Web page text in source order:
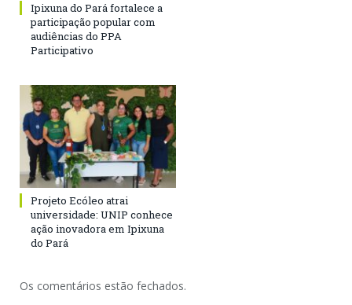
Ipixuna do Pará fortalece a
participação popular com
audiências do PPA
Participativo
Projeto Ecóleo atrai
universidade: UNIP conhece
ação inovadora em Ipixuna
do Pará
Os comentários estão fechados.